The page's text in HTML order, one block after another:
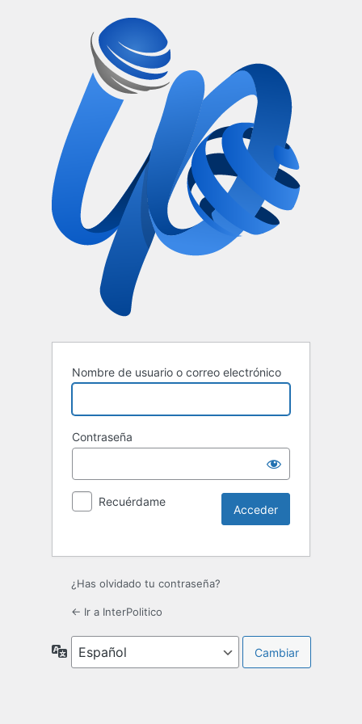
Nombre de usuario o correo electrónico
Contraseña
Recuérdame
¿Has olvidado tu contraseña?
← Ir a InterPolitico
Idioma